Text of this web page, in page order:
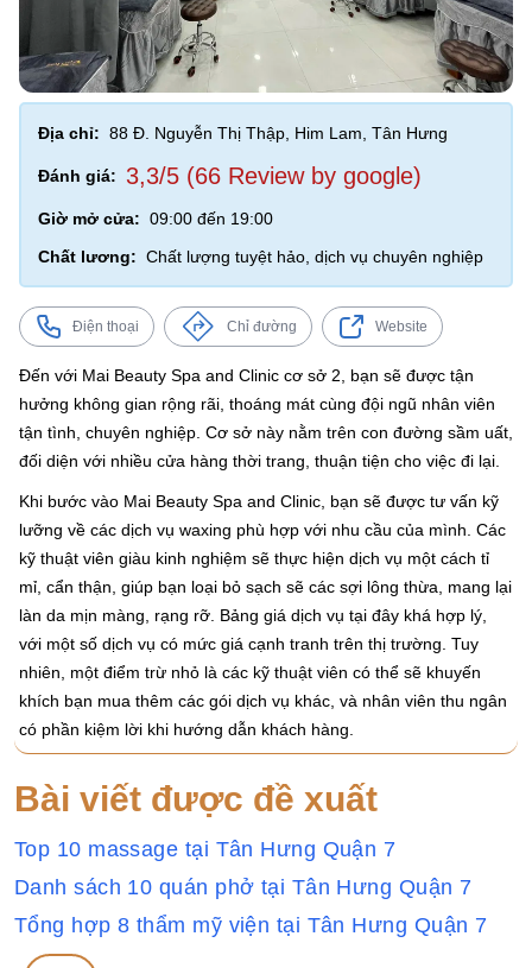
Địa chỉ: 88 Đ. Nguyễn Thị Thập, Him Lam, Tân Hưng
Đánh giá: 3,3/5 (66 Review by google)
Giờ mở cửa: 09:00 đến 19:00
Chất lương: Chất lượng tuyệt hảo, dịch vụ chuyên nghiệp
Điện thoại Chỉ đường Website
Đến với Mai Beauty Spa and Clinic cơ sở 2, bạn sẽ được tận
hưởng không gian rộng rãi, thoáng mát cùng đội ngũ nhân viên
tận tình, chuyên nghiệp. Cơ sở này nằm trên con đường sầm uất,
đối diện với nhiều cửa hàng thời trang, thuận tiện cho việc đi lại.
Khi bước vào Mai Beauty Spa and Clinic, bạn sẽ được tư vấn kỹ
lưỡng về các dịch vụ waxing phù hợp với nhu cầu của mình. Các
kỹ thuật viên giàu kinh nghiệm sẽ thực hiện dịch vụ một cách tỉ
mỉ, cẩn thận, giúp bạn loại bỏ sạch sẽ các sợi lông thừa, mang lại
làn da mịn màng, rạng rỡ. Bảng giá dịch vụ tại đây khá hợp lý,
với một số dịch vụ có mức giá cạnh tranh trên thị trường. Tuy
nhiên, một điểm trừ nhỏ là các kỹ thuật viên có thể sẽ khuyến
khích bạn mua thêm các gói dịch vụ khác, và nhân viên thu ngân
có phần kiệm lời khi hướng dẫn khách hàng.
Bài viết được đề xuất
Top 10 massage tại Tân Hưng Quận 7
Danh sách 10 quán phở tại Tân Hưng Quận 7
Tổng hợp 8 thẩm mỹ viện tại Tân Hưng Quận 7